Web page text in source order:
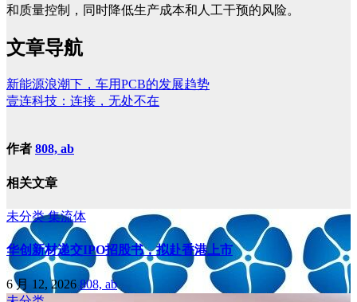
和质量控制，同时降低生产成本和人工干预的风险。
文章导航
新能源浪潮下，车用PCB的发展趋势
壹连科技：连接，无处不在
作者 808, ab
相关文章
未分类集流体
华创新材递交IPO招股书，拟赴香港上市
6 月 12, 2026808, ab